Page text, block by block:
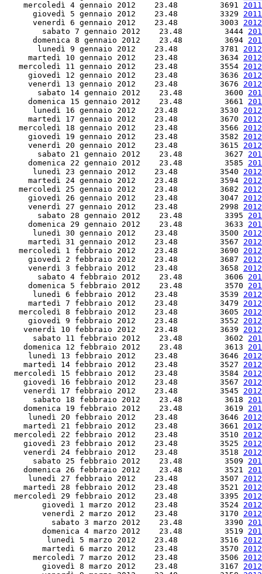
    mercoledì 4 gennaio 2012    23.48         3691
      giovedì 5 gennaio 2012    23.48         3329
      venerdì 6 gennaio 2012    23.48         3003
        sabato 7 gennaio 2012    23.48         3444
      domenica 8 gennaio 2012    23.48         3694
       lunedì 9 gennaio 2012    23.48         3781
     martedì 10 gennaio 2012    23.48         3634
   mercoledì 11 gennaio 2012    23.48         3554
     giovedì 12 gennaio 2012    23.48         3636
     venerdì 13 gennaio 2012    23.48         3676
       sabato 14 gennaio 2012    23.48         3600
     domenica 15 gennaio 2012    23.48         3661
      lunedì 16 gennaio 2012    23.48         3530
     martedì 17 gennaio 2012    23.48         3670
   mercoledì 18 gennaio 2012    23.48         3566
     giovedì 19 gennaio 2012    23.48         3582
     venerdì 20 gennaio 2012    23.48         3615
       sabato 21 gennaio 2012    23.48         3627
     domenica 22 gennaio 2012    23.48         3585
      lunedì 23 gennaio 2012    23.48         3540
     martedì 24 gennaio 2012    23.48         3594
   mercoledì 25 gennaio 2012    23.48         3682
     giovedì 26 gennaio 2012    23.48         3047
     venerdì 27 gennaio 2012    23.48         2998
       sabato 28 gennaio 2012    23.48         3395
     domenica 29 gennaio 2012    23.48         3633
      lunedì 30 gennaio 2012    23.48         3500
     martedì 31 gennaio 2012    23.48         3567
   mercoledì 1 febbraio 2012    23.48         3690
     giovedì 2 febbraio 2012    23.48         3687
     venerdì 3 febbraio 2012    23.48         3658
       sabato 4 febbraio 2012    23.48         3606
     domenica 5 febbraio 2012    23.48         3570
      lunedì 6 febbraio 2012    23.48         3539
     martedì 7 febbraio 2012    23.48         3479
   mercoledì 8 febbraio 2012    23.48         3605
     giovedì 9 febbraio 2012    23.48         3552
    venerdì 10 febbraio 2012    23.48         3639
      sabato 11 febbraio 2012    23.48         3602
    domenica 12 febbraio 2012    23.48         3613
     lunedì 13 febbraio 2012    23.48         3646
    martedì 14 febbraio 2012    23.48         3527
  mercoledì 15 febbraio 2012    23.48         3584
    giovedì 16 febbraio 2012    23.48         3567
    venerdì 17 febbraio 2012    23.48         3545
      sabato 18 febbraio 2012    23.48         3618
    domenica 19 febbraio 2012    23.48         3619
     lunedì 20 febbraio 2012    23.48         3646
    martedì 21 febbraio 2012    23.48         3661
  mercoledì 22 febbraio 2012    23.48         3510
    giovedì 23 febbraio 2012    23.48         3525
    venerdì 24 febbraio 2012    23.48         3518
      sabato 25 febbraio 2012    23.48         3509
    domenica 26 febbraio 2012    23.48         3521
     lunedì 27 febbraio 2012    23.48         3507
    martedì 28 febbraio 2012    23.48         3521
  mercoledì 29 febbraio 2012    23.48         3395
        giovedì 1 marzo 2012    23.48         3524
        venerdì 2 marzo 2012    23.48         3170
          sabato 3 marzo 2012    23.48         3390
        domenica 4 marzo 2012    23.48         3519
         lunedì 5 marzo 2012    23.48         3516
        martedì 6 marzo 2012    23.48         3570
      mercoledì 7 marzo 2012    23.48         3506
        giovedì 8 marzo 2012    23.48         3167